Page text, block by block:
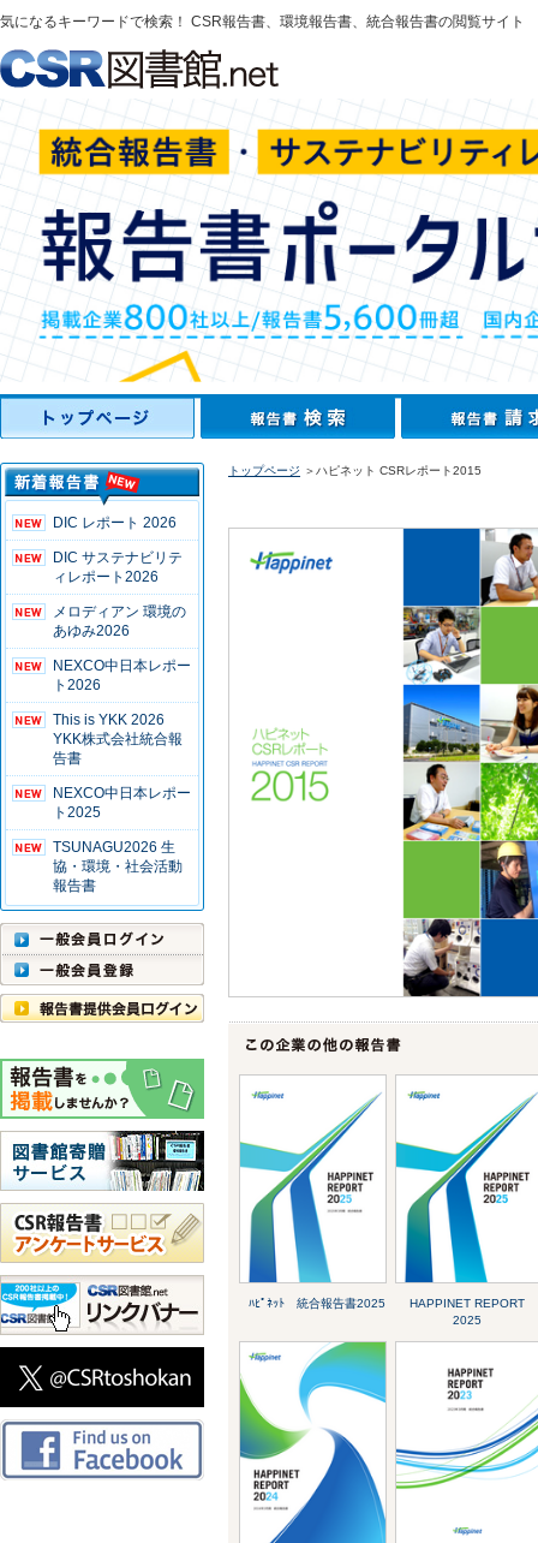
気になるキーワードで検索！ CSR報告書、環境報告書、統合報告書の閲覧サイト
DIC レポート 2026
DIC サステナビリテ
ィレポート2026
メロディアン 環境の
あゆみ2026
NEXCO中日本レポー
ト2026
This is YKK 2026
YKK株式会社統合報
告書
NEXCO中日本レポー
ト2025
TSUNAGU2026 生
協・環境・社会活動
報告書
トップページ ＞ハピネット CSRレポート2015
ﾊﾋﾟﾈｯﾄ 統合報告書2025
HAPPINET REPORT
2025